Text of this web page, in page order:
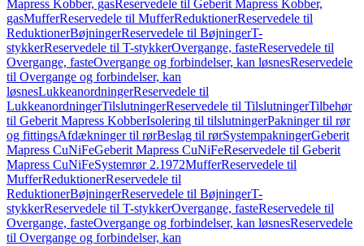
Mapress Kobber, gasReservedele til Geberit Mapress Kobber,
gasMufferReservedele til MufferReduktionerReservedele til
ReduktionerBøjningerReservedele til BøjningerT-
stykkerReservedele til T-stykkerOvergange, fasteReservedele til
Overgange, fasteOvergange og forbindelser, kan løsnesReservedele
til Overgange og forbindelser, kan
løsnesLukkeanordningerReservedele til
LukkeanordningerTilslutningerReservedele til TilslutningerTilbehør
til Geberit Mapress KobberIsolering til tilslutningerPakninger til rør
og fittingsAfdækninger til rørBeslag til rørSystempakningerGeberit
Mapress CuNiFeGeberit Mapress CuNiFeReservedele til Geberit
Mapress CuNiFeSystemrør 2.1972MufferReservedele til
MufferReduktionerReservedele til
ReduktionerBøjningerReservedele til BøjningerT-
stykkerReservedele til T-stykkerOvergange, fasteReservedele til
Overgange, fasteOvergange og forbindelser, kan løsnesReservedele
til Overgange og forbindelser, kan